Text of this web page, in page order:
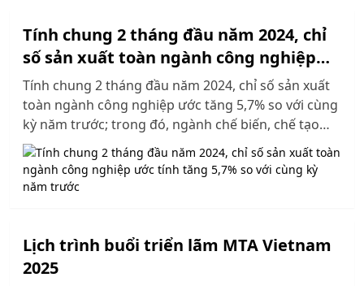
Tính chung 2 tháng đầu năm 2024, chỉ
số sản xuất toàn ngành công nghiệp
ước tính tăng 5,7% so với cùng kỳ năm
trước
Tính chung 2 tháng đầu năm 2024, chỉ số sản xuất
toàn ngành công nghiệp ước tăng 5,7% so với cùng
kỳ năm trước; trong đó, ngành chế biến, chế tạo
tăng 5,9%, đóng góp 5,2 điểm phần trăm.
Lịch trình buổi triển lãm MTA Vietnam
2025